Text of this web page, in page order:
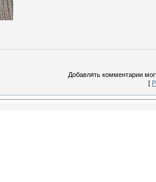
Добавлять комментарии
[